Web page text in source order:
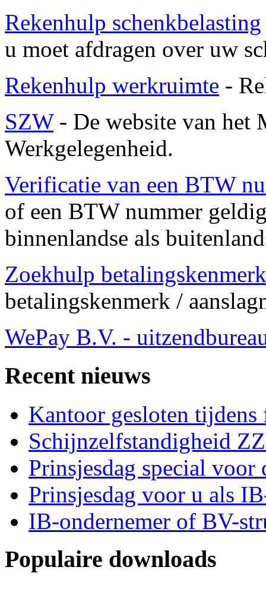
Rekenhulp schenkbelasting
u moet afdragen over uw
Rekenhulp werkruimte -
SZW- De website van het
Werkgelegenheid.
Verificatie van een BTW
of een BTW nummer
binnenlandse als
Zoekhulp
betalingskenmerk /
WePay B.V. -
Recent nieuws
Kantoor gesloten tijdens
Schijnzelfstandigheid
Prinsjesdag special voor
Prinsjesdag voor u als
IB-ondernemer of BV-
Populaire downloads